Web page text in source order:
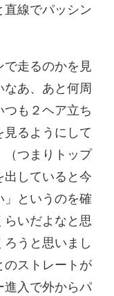
直線でパッシン
走るのかを見
あ、あと何周
も２ヘア立ち
るようにして
（つまりトップ
していると今
」というのを確
いだよなと思
うと思いまし
のストレートが
進入で外からパ